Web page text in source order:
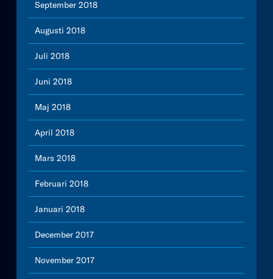
September 2018
Augusti 2018
Juli 2018
Juni 2018
Maj 2018
April 2018
Mars 2018
Februari 2018
Januari 2018
December 2017
November 2017